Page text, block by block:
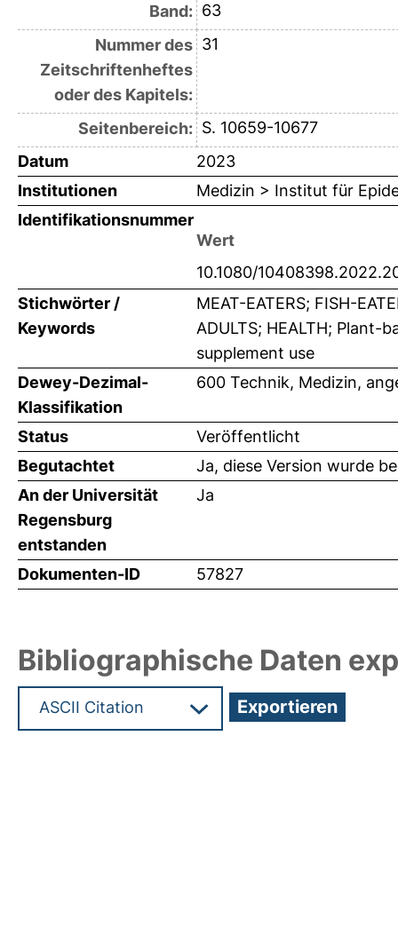
Band: 63
Nummer des
Zeitschriftenheftes
oder des Kapitels:
31
Seitenbereich: S. 10659-10677
Datum
2023
Institutionen
Medizin > Institut für
Identifikationsnummer
Wert
10.1080/
Stichwörter /
Keywords
MEAT-EATERS; FISH-
ADULTS; HEALTH;
supplement use
Dewey-Dezimal-
Klassifikation
600 Technik, Medizin,
Status
Veröffentlicht
Begutachtet
Ja, diese Version wurde
An der Universität
Regensburg
entstanden
Ja
Dokumenten-ID 57827
Bibliographische Daten